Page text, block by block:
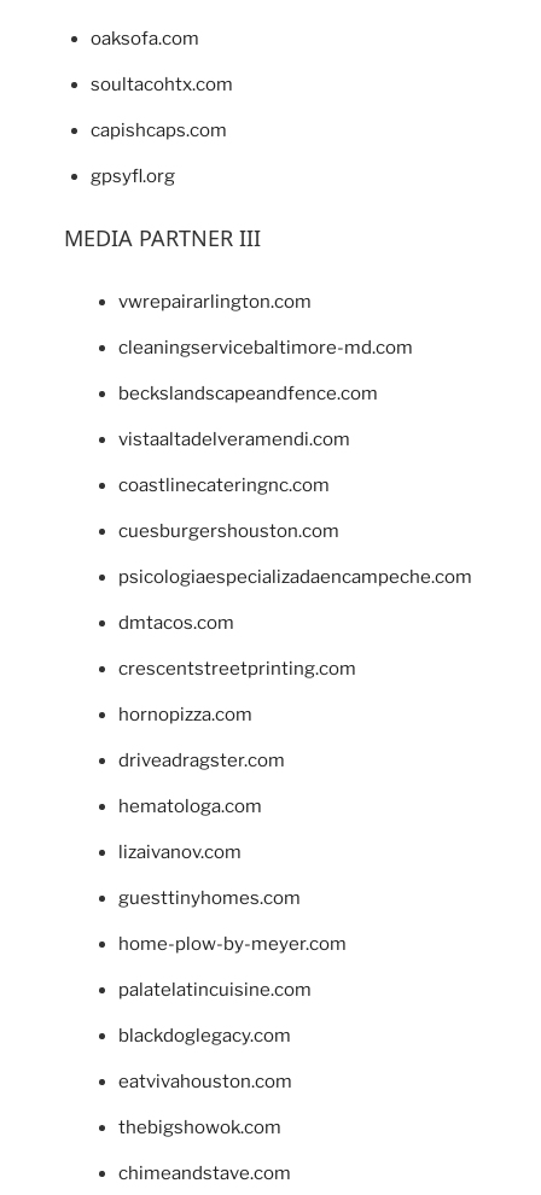
oaksofa.com
soultacohtx.com
capishcaps.com
gpsyfl.org
MEDIA PARTNER III
vwrepairarlington.com
cleaningservicebaltimore-md.com
beckslandscapeandfence.com
vistaaltadelveramendi.com
coastlinecateringnc.com
cuesburgershouston.com
psicologiaespecializadaencampeche.com
dmtacos.com
crescentstreetprinting.com
hornopizza.com
driveadragster.com
hematologa.com
lizaivanov.com
guesttinyhomes.com
home-plow-by-meyer.com
palatelatincuisine.com
blackdoglegacy.com
eatvivahouston.com
thebigshowok.com
chimeandstave.com